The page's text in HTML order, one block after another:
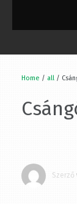
Home / all /
Szerző